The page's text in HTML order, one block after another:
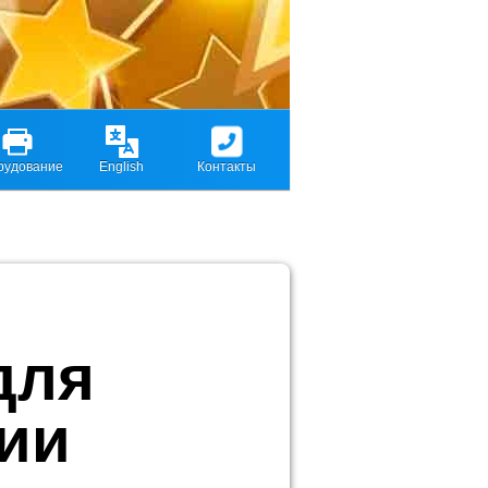
English Контакты